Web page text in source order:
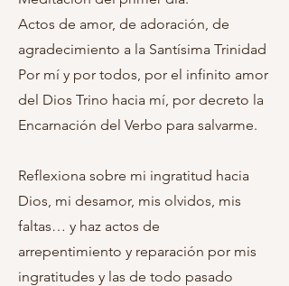
Actos de amor, de adoración, de
agradecimiento a la Santísima Trinidad
Por mí y por todos, por el infinito amor
del Dios Trino hacia mí, por decreto la
Encarnación del Verbo para salvarme.
Reflexiona sobre mi ingratitud hacia
Dios, mi desamor, mis olvidos, mis
faltas… y haz actos de
arrepentimiento y reparación por mis
ingratitudes y las de todo pasado